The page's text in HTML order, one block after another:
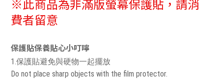
※此商品為非滿版螢幕保護貼，請消
費者留意
保護貼保養貼心小叮嚀
1.保護貼避免與硬物一起擺放
Do not place sharp objects with the film protector.